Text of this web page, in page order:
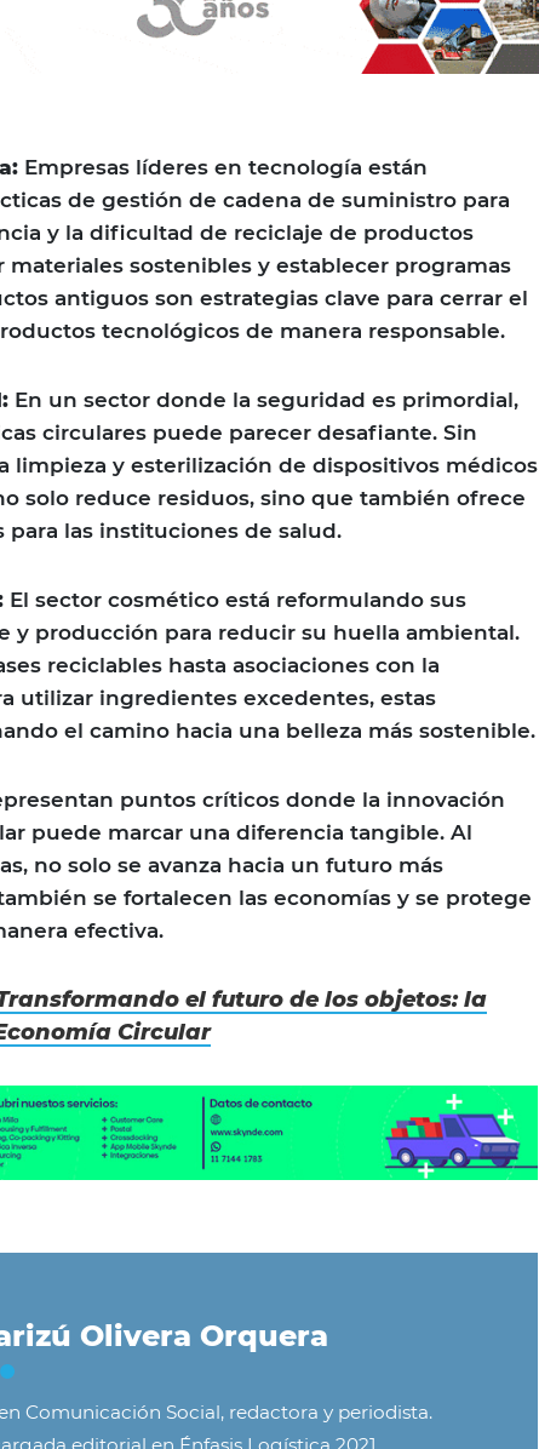
Empresas líderes en tecnología están
de gestión de cadena de suministro para
y la dificultad de reciclaje de productos
materiales sostenibles y establecer programas
antiguos son estrategias clave para cerrar el
tecnológicos de manera responsable.
En un sector donde la seguridad es primordial,
circulares puede parecer desafiante. Sin
limpieza y esterilización de dispositivos médicos
solo reduce residuos, sino que también ofrece
las instituciones de salud.
El sector cosmético está reformulando sus
y producción para reducir su huella ambiental.
reciclables hasta asociaciones con la
utilizar ingredientes excedentes, estas
el camino hacia una belleza más sostenible.
puntos críticos donde la innovación
puede marcar una diferencia tangible. Al
no solo se avanza hacia un futuro más
se fortalecen las economías y se protege
efectiva.
el futuro de los objetos: la
Circular
Olivera Orquera
Comunicación Social, redactora y periodista.
editorial en Énfasis Logística 2021.